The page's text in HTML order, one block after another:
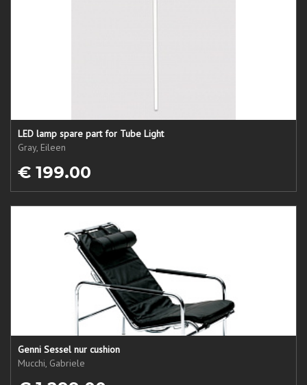
LED lamp spare part for Tube Light
Gray, Eileen
€ 199.00
Genni Sessel nur cushion
Mucchi, Gabriele